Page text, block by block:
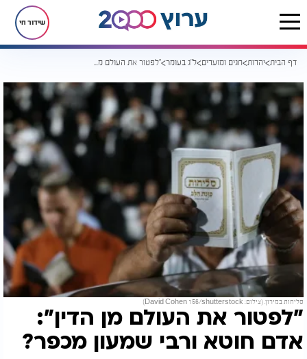
שידור חי
דף הבית יהדות חגים ומועדים ל"ג בעומר "לפטור את העולם מן הדין": אדם חוטא ורבי שמעון מכפר?
סליחות במירון. (צילום: David Cohen 156/shutterstock)
"לפטור את העולם מן הדין":
אדם חוטא ורבי שמעון מכפר?